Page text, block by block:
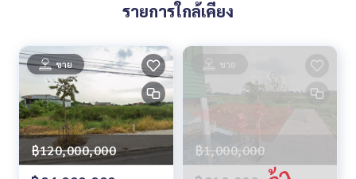
Contact Nong B at064-182-6999
estate
https://lin.ee/luSfAxh
Interested in renting or selling? Contact Line ID: @superbe
state
https://lin.ee/K5iYwEr
==================================
รายการใกล้เคียง
ขาย
฿120,000,000
ขาย
฿1,000,000